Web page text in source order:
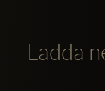
Ladda